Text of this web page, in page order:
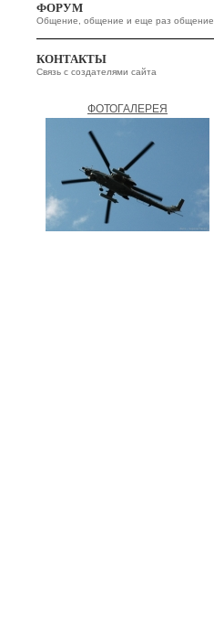
ФОРУМ
Общение, общение и еще раз общение
КОНТАКТЫ
Связь с создателями сайта
ФОТОГАЛЕРЕЯ